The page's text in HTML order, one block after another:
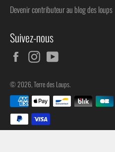
Devenir contributeur au blog des loups
Suivez-nous
FacebookInstagram
© 2026,Terre des Loups.
Méthodes
de
paiement